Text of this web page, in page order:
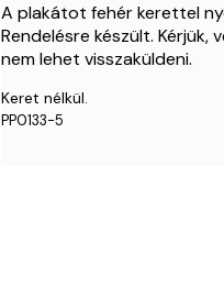
A plakátot fehér kerettel
Rendelésre készült.
nem lehet visszaküldeni.
Keret nélkül.
PP0133-5